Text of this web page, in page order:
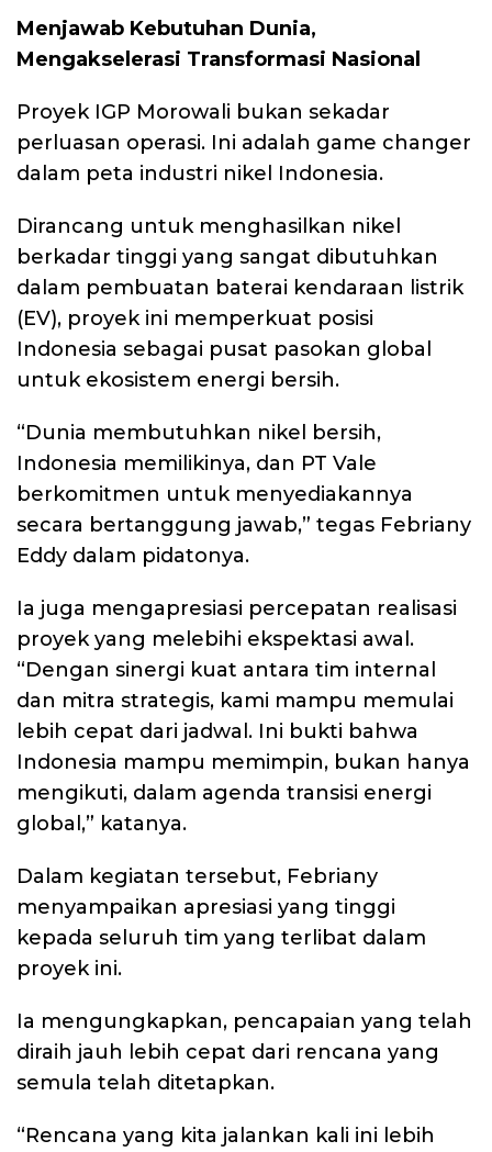
Menjawab Kebutuhan Dunia,
Mengakselerasi Transformasi Nasional
Proyek IGP Morowali bukan sekadar
perluasan operasi. Ini adalah game changer
dalam peta industri nikel Indonesia.
Dirancang untuk menghasilkan nikel
berkadar tinggi yang sangat dibutuhkan
dalam pembuatan baterai kendaraan listrik
(EV), proyek ini memperkuat posisi
Indonesia sebagai pusat pasokan global
untuk ekosistem energi bersih.
“Dunia membutuhkan nikel bersih,
Indonesia memilikinya, dan PT Vale
berkomitmen untuk menyediakannya
secara bertanggung jawab,” tegas Febriany
Eddy dalam pidatonya.
Ia juga mengapresiasi percepatan realisasi
proyek yang melebihi ekspektasi awal.
“Dengan sinergi kuat antara tim internal
dan mitra strategis, kami mampu memulai
lebih cepat dari jadwal. Ini bukti bahwa
Indonesia mampu memimpin, bukan hanya
mengikuti, dalam agenda transisi energi
global,” katanya.
Dalam kegiatan tersebut, Febriany
menyampaikan apresiasi yang tinggi
kepada seluruh tim yang terlibat dalam
proyek ini.
Ia mengungkapkan, pencapaian yang telah
diraih jauh lebih cepat dari rencana yang
semula telah ditetapkan.
“Rencana yang kita jalankan kali ini lebih